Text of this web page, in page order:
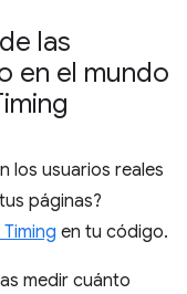
las
en el mundo
los usuarios reales
páginas?
en tu código.
medir cuánto